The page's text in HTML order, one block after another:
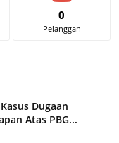
0
Pelanggan
Dugaan
Atas PBG...